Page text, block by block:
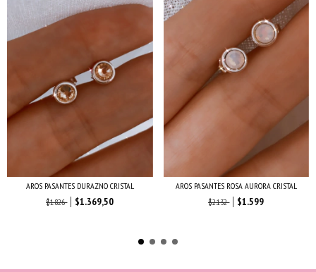
AROS PASANTES DURAZNO CRISTAL
$1.826
$1.369,50
AROS PASANTES ROSA AURORA CRISTAL
$2.132
$1.599